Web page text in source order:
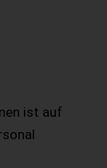
ist auf